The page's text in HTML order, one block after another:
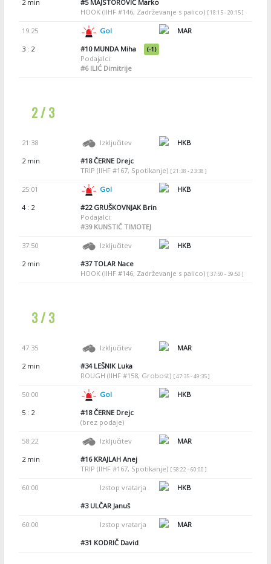
2 min #5MAJSTOROVIĆ Marko
HOOK (IIHF #146, Zadrževanje s palico) [ 18:15 - 20:15 ]
19:25 Gol
MAR
3 : 2
#10MUNDA Miha (-1)
Podajalci:
#6ILIĆ Dimitrije
2 / 3
21:38 Izključitev
HKB
2 min
#18ČERNE Drejc
TRIP (IIHF #167, Spotikanje) [ 21:38 - 23:38 ]
25:01 Gol
HKB
4 : 2
#22GRUŠKOVNJAK Brin
Podajalci:
#39KUNSTIČ TIMOTEJ
37:50 Izključitev
HKB
2 min
#37TOLAR Nace
HOOK (IIHF #146, Zadrževanje s palico) [ 37:50 - 39:50 ]
3 / 3
47:35 Izključitev
MAR
2 min
#34LEŠNIK Luka
ROUGH (IIHF #158, Grobost) [ 47:35 - 49:35 ]
50:00 Gol
HKB
5 : 2
#18ČERNE Drejc
(brez podaje)
58:22 Izključitev
MAR
2 min
#16KRAJLAH Anej
TRIP (IIHF #167, Spotikanje) [ 58:22 - 60:00 ]
60:00 Izstop vratarja
HKB
#3ULČAR Januš
60:00 Izstop vratarja
MAR
#31 KODRIČ David